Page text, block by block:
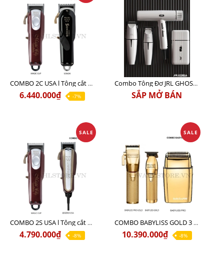
COMBO 2C USA l Tông cắt Senior + Tông cắt Magic clip
6.440.000₫ -7%
Combo Tông Đơ JRL GHOST 3 Limited Edition Chính Hãng USA
SẮP MỞ BÁN
SALE
COMBO 2S USA l Tông cắt LEGEND USA CÓ DÂY 220V + Tông pin MAGIC CLIP
4.790.000₫ -8%
SALE
COMBO BABYLISS GOLD 3 cao cấp chính hãng
10.390.000₫ -8%